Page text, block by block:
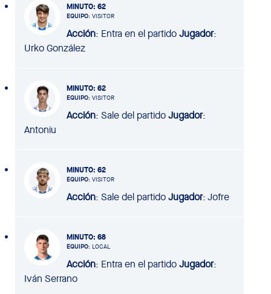
MINUTO: 62
EQUIPO: VISITOR
Acción: Entra en el partidoJugador:
Urko González
MINUTO: 62
EQUIPO: VISITOR
Acción: Sale del partidoJugador:
Antoniu
MINUTO: 62
EQUIPO: VISITOR
Acción: Sale del partidoJugador: Jofre
MINUTO: 68
EQUIPO: LOCAL
Acción: Entra en el partidoJugador:
Iván Serrano